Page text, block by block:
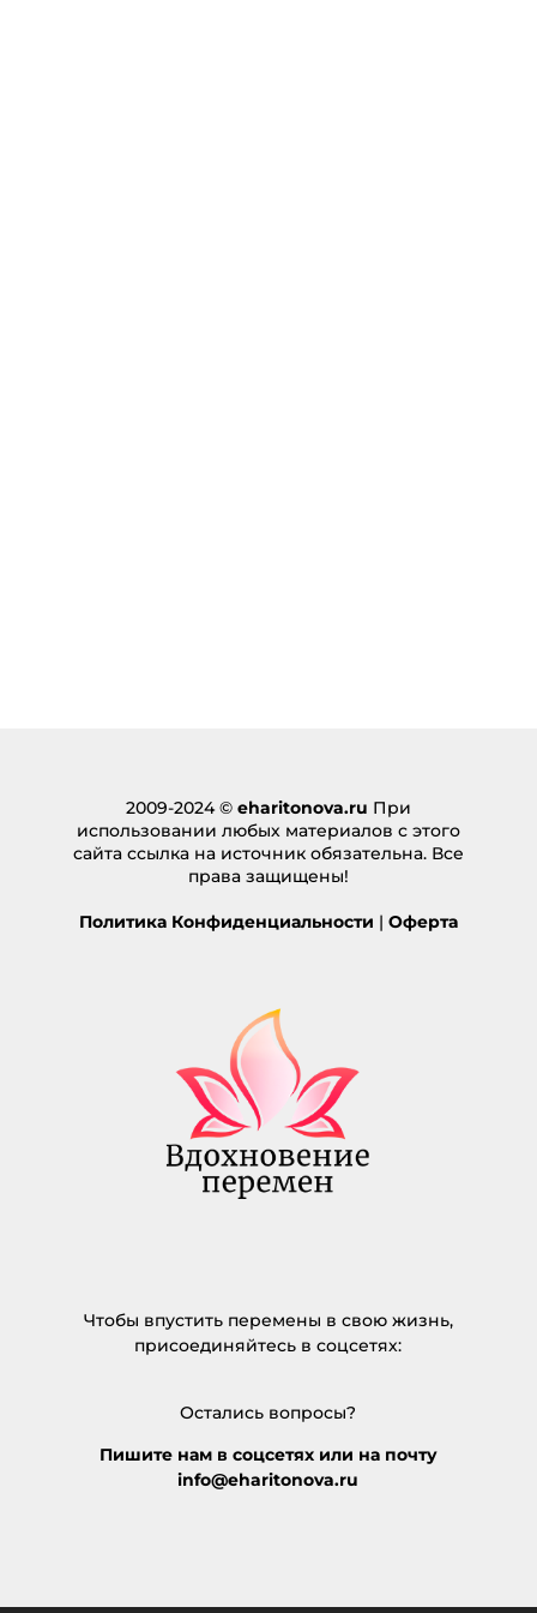
2009-2024 © eharitonova.ru При
использовании любых материалов с этого
сайта ссылка на источник обязательна. Все
права защищены!
Политика Конфиденциальности | Оферта
Чтобы впустить перемены в свою жизнь,
присоединяйтесь в соцсетях:
Остались вопросы?
Пишите нам в соцсетях или на почту
info@eharitonova.ru